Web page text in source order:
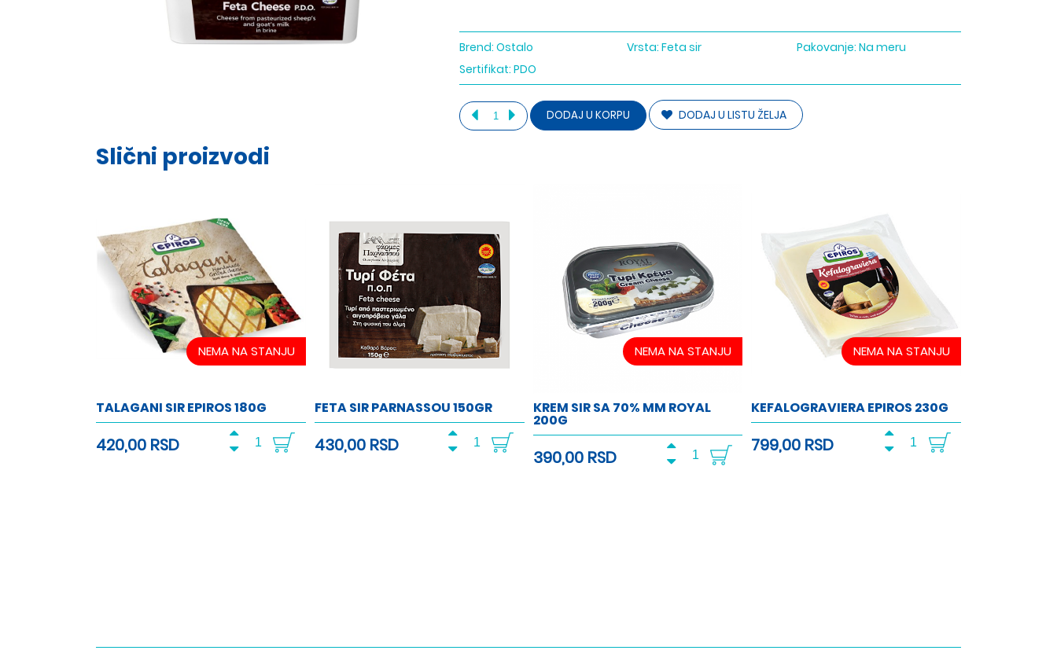
Brend: Ostalo Vrsta: Feta sir Pakovanje: Na meru
Sertifikat: PDO
DODAJ U KORPU DODAJ U LISTU ŽELJA
Slični proizvodi
NEMA NA STANJU
TALAGANI SIR EPIROS 180G
420,00 RSD
FETA SIR PARNASSOU 150GR
430,00 RSD
NEMA NA STANJU
KREM SIR SA 70% MM ROYAL
200G
390,00 RSD
NEMA NA STANJU
KEFALOGRAVIERA EPIROS 230G
799,00 RSD